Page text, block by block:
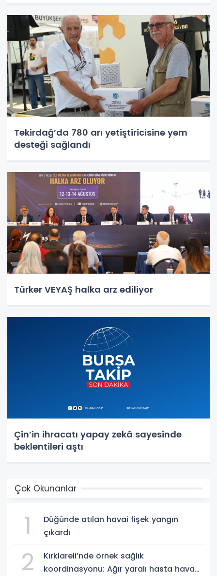
Tekirdağ’da 780 arı yetiştiricisine yem
desteği sağlandı
Türker VEYAŞ halka arz ediliyor
Çin’in ihracatı yapay zekâ sayesinde
beklentileri aştı
Çok Okunanlar
1
Düğünde atılan havai fişek yangın
çıkardı
2
Kırklareli’nde örnek sağlık
koordinasyonu: Ağır yaralı hasta hava